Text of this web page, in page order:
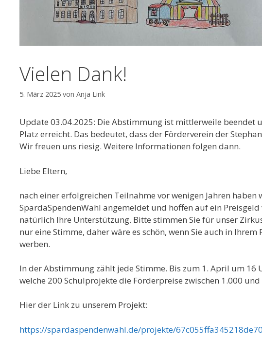
Vielen Dank!
5. März 2025 von Anja Link
Update 03.04.2025: Die Abstimmung ist mittlerweile beendet
Platz erreicht. Das bedeutet, dass der Förderverein der
Wir freuen uns riesig. Weitere Informationen folgen dann.
Liebe Eltern,
nach einer erfolgreichen Teilnahme vor wenigen Jahren haben
SpardaSpendenWahl angemeldet und hoffen auf ein
natürlich Ihre Unterstützung. Bitte stimmen Sie für unser
nur eine Stimme, daher wäre es schön, wenn Sie auch in
werben.
In der Abstimmung zählt jede Stimme. Bis zum 1. April um
welche 200 Schulprojekte die Förderpreise zwischen 1.000
Hier der Link zu unserem Projekt:
https://spardaspendenwahl.de/projekte/